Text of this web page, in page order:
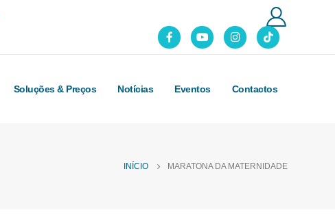
Soluções & Preços Notícias Eventos Contactos
INÍCIO MARATONA DA MATERNIDADE